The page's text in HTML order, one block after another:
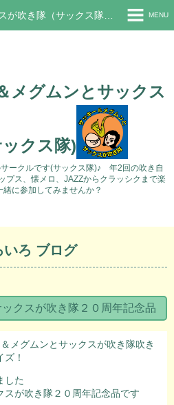
メグムンとサックス
クス隊)
ークルです(サックス隊)♪ 年2回の吹き自
ス、懐メロ、JAZZからクラッシクまで楽
に参加してみませんか？
MENU
いろ ブログ
クスが吹き隊２０周年記念品
メグムンとサックスが吹き隊吹き
！
した
が吹き隊２０周年記念品です